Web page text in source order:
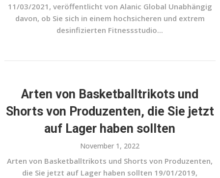
11/03/2021, veröffentlicht von Alanic Global Unabhängig
davon, ob Sie sich in einem hochsicheren und extrem
desinfizierten Fitnessstudio...
Arten von Basketballtrikots und
Shorts von Produzenten, die Sie jetzt
auf Lager haben sollten
November 1, 2022
Arten von Basketballtrikots und Shorts von Produzenten,
die Sie jetzt auf Lager haben sollten 19/01/2019,